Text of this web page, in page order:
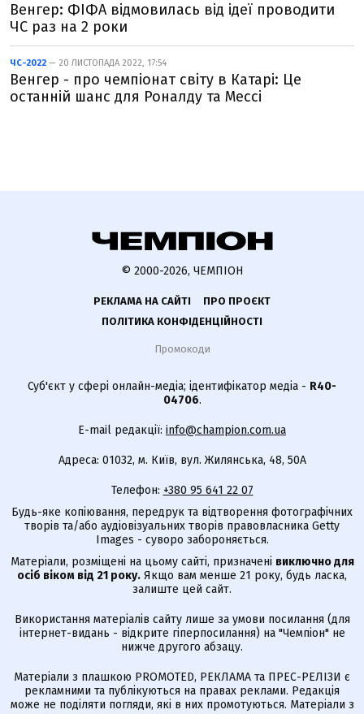
Венгер: ФІФА відмовилась від ідеї проводити
ЧС раз на 2 роки
ЧС-2022 — 20 ЛИСТОПАДА 2022, 17:54
Венгер - про чемпіонат світу в Катарі: Це
останній шанс для Роналду та Мессі
© 2000-2026, ЧЕМПІОН
РЕКЛАМА НА САЙТІ
ПРО ПРОЄКТ
ПОЛІТИКА КОНФІДЕНЦІЙНОСТІ
Промокоди
Суб'єкт у сфері онлайн-медіа; ідентифікатор медіа - R40-
04706.
E-mail редакції: info@champion.com.ua
Адреса: 01032, м. Київ, вул. Жилянська, 48, 50А
Телефон: +380 95 641 22 07
Будь-яке копіювання, передрук та відтворення фотографічних
творів та/або аудіовізуальних творів правовласника Getty
Images - суворо забороняється.
Матеріали, розміщені на цьому сайті, призначені виключно для
осіб віком від 21 року. Якщо вам менше 21 року, будь ласка,
залиште цей сайт.
Використання матеріалів сайту лише за умови посилання (для
інтернет-видань - відкрите гіперпосилання) на "Чемпіон" не
нижче другого абзацу.
Матеріали з плашкою PROMOTED, РЕКЛАМА та ПРЕС-РЕЛІЗИ є
рекламними та публікуються на правах реклами. Редакція
може не поділяти погляди, які в них промотуються. Матеріали з